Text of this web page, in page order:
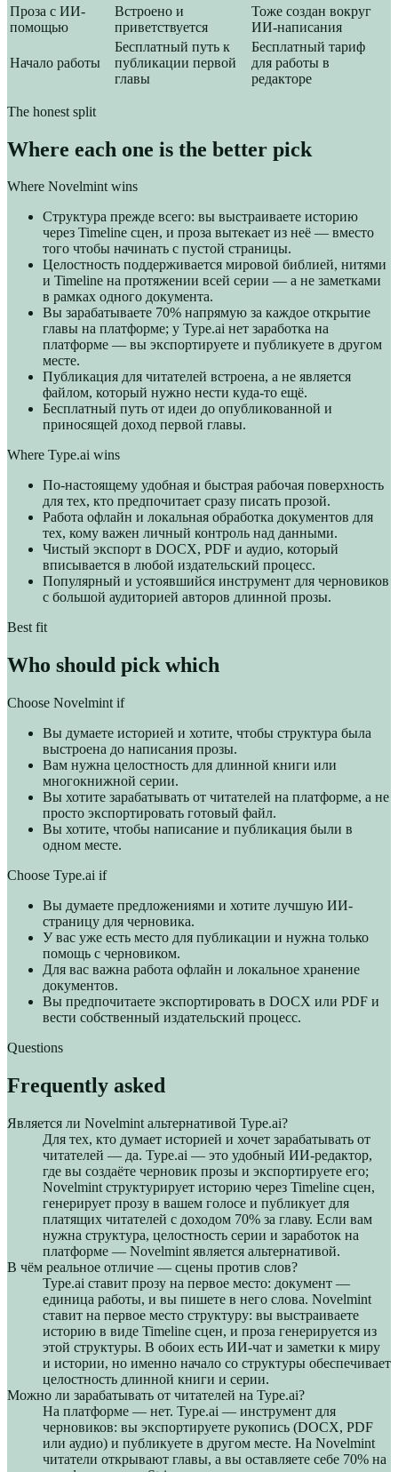
Проза с ИИ-
помощью
Встроено и
приветствуется
Тоже создан вокруг
ИИ-написания
Начало работы
Бесплатный путь к
публикации первой
главы
Бесплатный тариф
для работы в
редакторе
The honest split
Where each one is the better pick
Where Novelmint wins
Структура прежде всего: вы выстраиваете историю
через Timeline сцен, и проза вытекает из неё — вместо
того чтобы начинать с пустой страницы.
Целостность поддерживается мировой библией, нитями
и Timeline на протяжении всей серии — а не заметками
в рамках одного документа.
Вы зарабатываете 70% напрямую за каждое открытие
главы на платформе; у Type.ai нет заработка на
платформе — вы экспортируете и публикуете в другом
месте.
Публикация для читателей встроена, а не является
файлом, который нужно нести куда-то ещё.
Бесплатный путь от идеи до опубликованной и
приносящей доход первой главы.
Where Type.ai wins
По-настоящему удобная и быстрая рабочая поверхность
для тех, кто предпочитает сразу писать прозой.
Работа офлайн и локальная обработка документов для
тех, кому важен личный контроль над данными.
Чистый экспорт в DOCX, PDF и аудио, который
вписывается в любой издательский процесс.
Популярный и устоявшийся инструмент для черновиков
с большой аудиторией авторов длинной прозы.
Best fit
Who should pick which
Choose Novelmint if
Вы думаете историей и хотите, чтобы структура была
выстроена до написания прозы.
Вам нужна целостность для длинной книги или
многокнижной серии.
Вы хотите зарабатывать от читателей на платформе, а не
просто экспортировать готовый файл.
Вы хотите, чтобы написание и публикация были в
одном месте.
Choose Type.ai if
Вы думаете предложениями и хотите лучшую ИИ-
страницу для черновика.
У вас уже есть место для публикации и нужна только
помощь с черновиком.
Для вас важна работа офлайн и локальное хранение
документов.
Вы предпочитаете экспортировать в DOCX или PDF и
вести собственный издательский процесс.
Questions
Frequently asked
Является ли Novelmint альтернативой Type.ai?
Для тех, кто думает историей и хочет зарабатывать от
читателей — да. Type.ai — это удобный ИИ-редактор,
где вы создаёте черновик прозы и экспортируете его;
Novelmint структурирует историю через Timeline сцен,
генерирует прозу в вашем голосе и публикует для
платящих читателей с доходом 70% за главу. Если вам
нужна структура, целостность серии и заработок на
платформе — Novelmint является альтернативой.
В чём реальное отличие — сцены против слов?
Type.ai ставит прозу на первое место: документ —
единица работы, и вы пишете в него слова. Novelmint
ставит на первое место структуру: вы выстраиваете
историю в виде Timeline сцен, и проза генерируется из
этой структуры. В обоих есть ИИ-чат и заметки к миру
и истории, но именно начало со структуры обеспечивает
целостность длинной книги и серии.
Можно ли зарабатывать от читателей на Type.ai?
На платформе — нет. Type.ai — инструмент для
черновиков: вы экспортируете рукопись (DOCX, PDF
или аудио) и публикуете в другом месте. На Novelmint
читатели открывают главы, а вы оставляете себе 70% на